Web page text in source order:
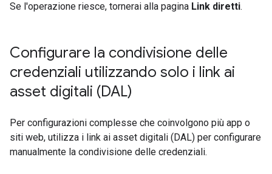
Se l'operazione riesce, tornerai alla pagina Link diretti.
Configurare la condivisione delle
credenziali utilizzando solo i link ai
asset digitali (DAL)
Per configurazioni complesse che coinvolgono più app o
siti web, utilizza i link ai asset digitali (DAL) per configurare
manualmente la condivisione delle credenziali.